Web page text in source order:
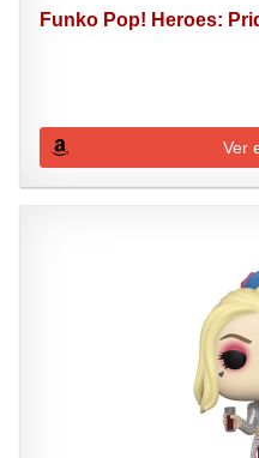
Funko Pop! Heroes:
Ver